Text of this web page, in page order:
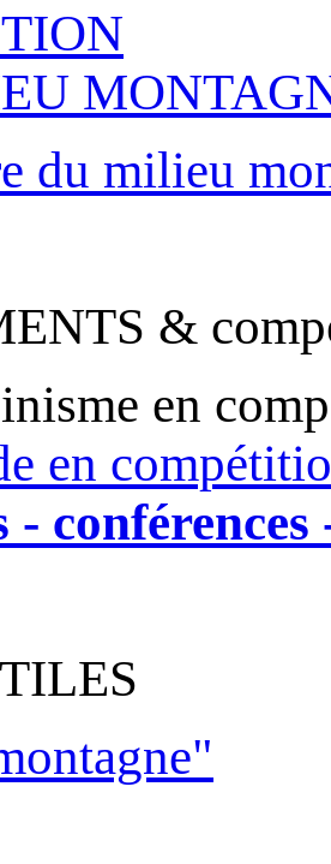
du milieu
&
en
en
- conférences